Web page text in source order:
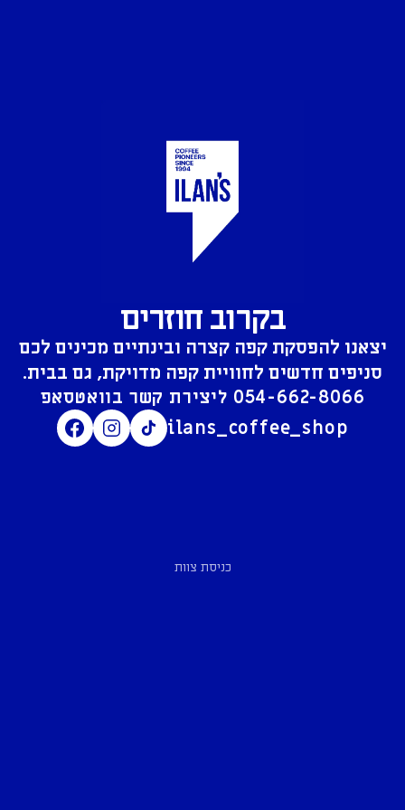
בקרוב חוזרים
יצאנו להפסקת קפה קצרה ובינתיים מכינים לכם
סניפים חדשים לחוויית קפה מדויקת, גם בבית.
054-662-8066
ilans_coffee_shop
כניסת צוות